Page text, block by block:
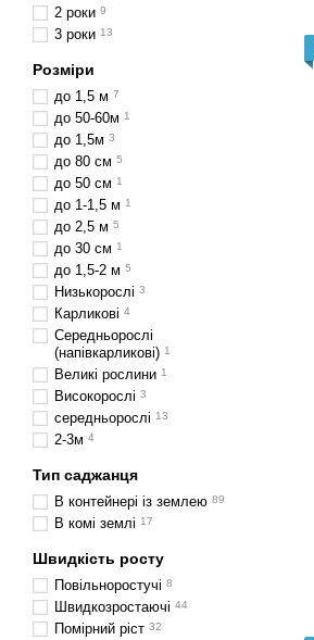
2 роки 9
3 роки 13
Розміри
до 1,5 м 7
до 50-60м 1
до 1,5м 3
до 80 см 5
до 50 см 1
до 1-1,5 м 1
до 2,5 м 5
до 30 см 1
до 1,5-2 м 5
Низькорослі 3
Карликові 4
Середньорослі
(напівкарликові) 1
Великі рослини 1
Високорослі 3
середньорослі 13
2-3м 4
Тип саджанця
В контейнері із землею 89
В комі землі 17
Швидкість росту
Повільноростучі 8
Швидкозростаючі 44
Помірний ріст 32